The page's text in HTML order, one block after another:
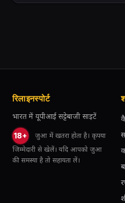
रिलाइनस्पोर्ट
भारत में यूपीआई सट्टेबाजी साइटें
18+
जुआ में खतरा होता है। कृपया
जिम्मेदारी से खेलें। यदि आपको जुआ
की समस्या है तो सहायता लें।